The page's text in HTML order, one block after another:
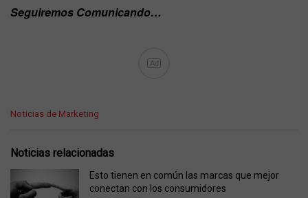
Seguiremos Comunicando…
Ad
C
e
Noticias de Marketing
Noticias relacionadas
Esto tienen en común las marcas que mejor
conectan con los consumidores